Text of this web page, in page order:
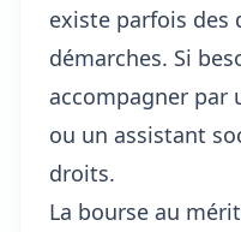
existe parfois des
démarches. Si
accompagner par
ou un assistant
droits.
La bourse au